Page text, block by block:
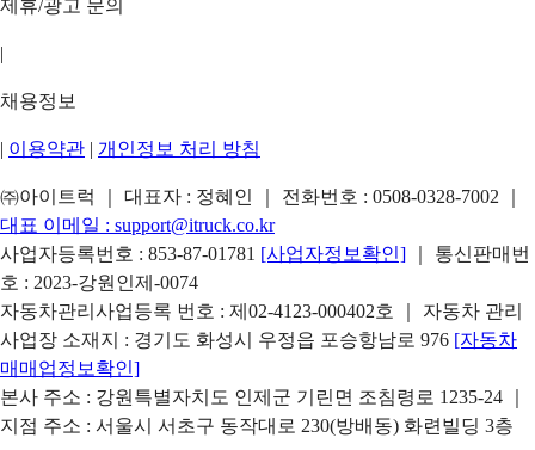
제휴/광고 문의
|
채용정보
| 이용약관 | 개인정보 처리 방침
㈜아이트럭 ｜ 대표자 : 정혜인 ｜ 전화번호 : 0508-0328-7002
대표 이메일 : support@itruck.co.kr
사업자등록번호 : 853-87-01781 [사업자정보확인]
｜ 통신판매번
호 : 2023-강원인제-0074
자동차관리사업등록 번호 : 제02-4123-000402호 ｜ 자동차 관리
사업장 소재지 : 경기도 화성시 우정읍 포승항남로 976 [자동차
매매업정보확인]
본사 주소 : 강원특별자치도 인제군 기린면 조침령로 1235-24 ｜
지점 주소 : 서울시 서초구 동작대로 230(방배동) 화련빌딩 3층